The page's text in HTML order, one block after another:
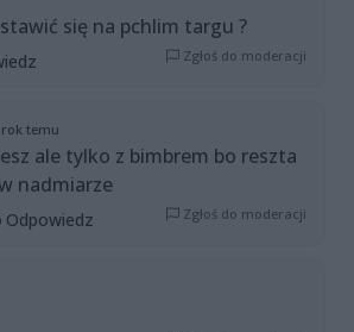
się na pchlim targu ?
Zgłoś do moderacji
rok temu
ale tylko z bimbrem bo reszta
nadmiarze
Odpowiedz Zgłoś do moderacji